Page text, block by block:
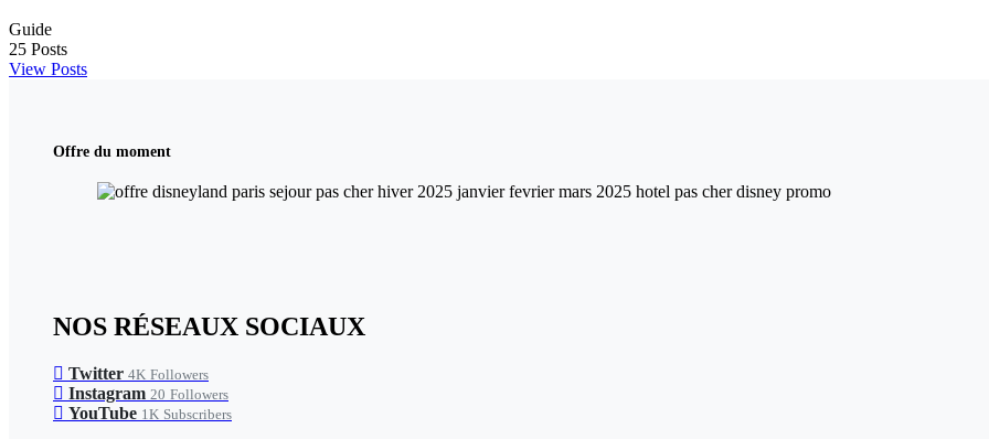
Guide
25 Posts
View Posts
Offre du moment
NOS RÉSEAUX SOCIAUX
Twitter 4K Followers
Instagram 20 Followers
YouTube 1K Subscribers